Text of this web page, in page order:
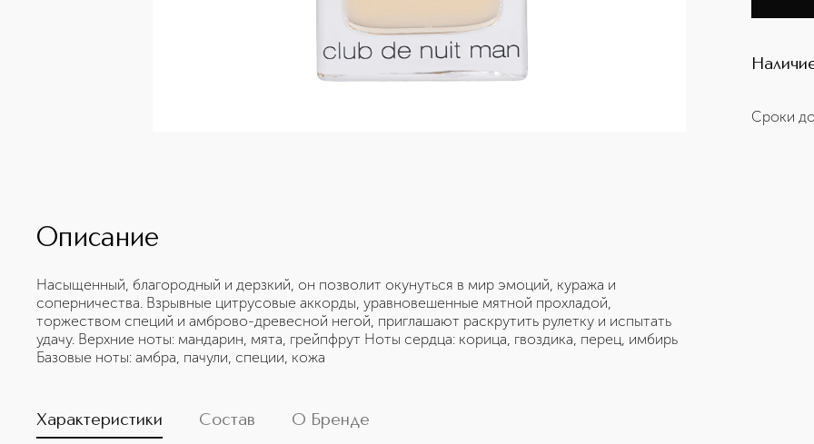
Сроки
Описание
Насыщенный, благородный и дерзкий, он позволит окунуться в мир эмоций, куража и
соперничества. Взрывные цитрусовые аккорды, уравновешенные мятной прохладой,
торжеством специй и амброво-древесной негой, приглашают раскрутить рулетку и испытать
удачу. Верхние ноты: мандарин, мята, грейпфрут Ноты сердца: корица, гвоздика, перец, имбирь
Базовые ноты: амбра, пачули, специи, кожа
Характеристики Состав О Бренде